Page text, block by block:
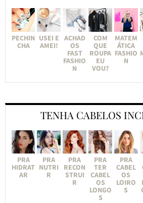
PECHIN
CHA
USEI E
AMEI!
ACHAD
OS
FAST
FASHIO
N
COM
QUE
ROUPA
EU
VOU?
MATEM
ÁTICA
FASHIO
N
TENHA CABELOS
PRA
HIDRAT
AR
PRA
NUTRI
R
PRA
RECON
STRUI
R
PRA
TER
CABEL
OS
LONGO
S
PRA
CABEL
OS
LOIRO
S